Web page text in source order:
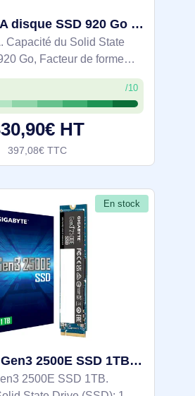
HPE R0P66A disque SSD 920 Go 2.5" SAS
Capacité du Solid State
Go, Facteur de forme
pour:
de travail
/10
HT
397,08€ TTC
En stock
GIGABYTE Gen3 2500E SSD 1TB 1 To M.2 PCI Express 3.0 NVMe 3D NAND - G325E1TB
2500E SSD 1TB.